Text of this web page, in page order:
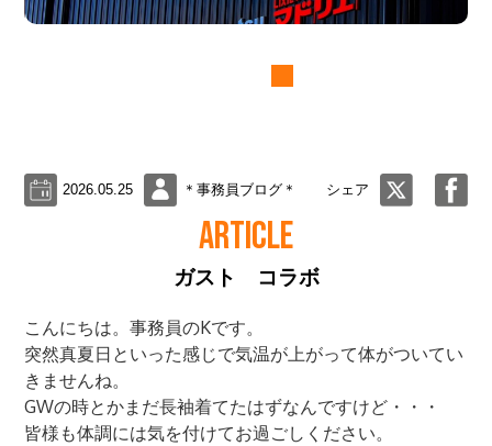
2026.05.25 ＊事務員ブログ＊ シェア
ARTICLE
ガスト コラボ